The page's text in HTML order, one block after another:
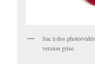
Sac à dos photo/
version grise.